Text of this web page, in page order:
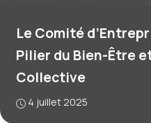
Le Comité
Pilier du Bien-Être
Collective
4 juillet 2025